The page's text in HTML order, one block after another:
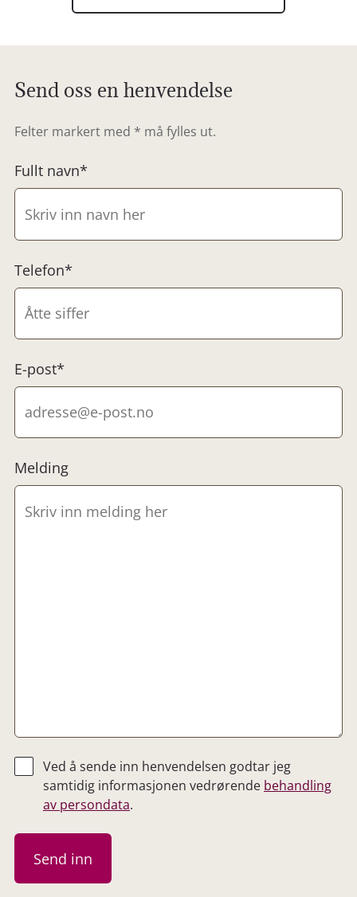
Send oss en henvendelse
Felter markert med * må fylles ut.
Fullt navn*
Telefon*
E-post*
Melding
Ved å sende inn henvendelsen godtar jeg
samtidig informasjonen vedrørende behandling
av persondata.